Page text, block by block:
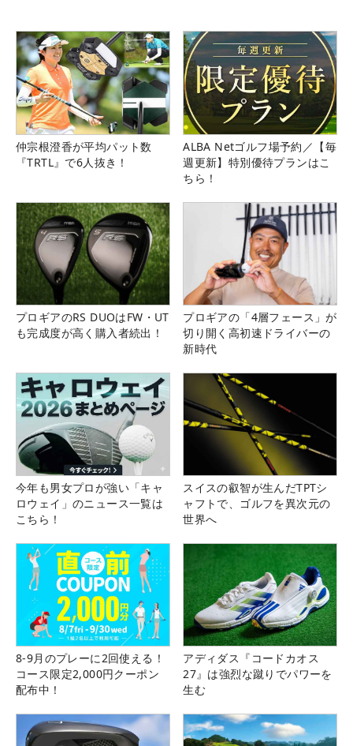
仲宗根澄香が平均パット数
『TRTL』で6人抜き！
ALBA Netゴルフ場予約／【毎
週更新】特別優待プランはこ
ちら！
プロギアのRS DUOはFW・UT
も完成度が高く購入者続出！
プロギアの「4層フェース」が
切り開く高初速ドライバーの
新時代
今年も男女プロが強い「キャ
ロウェイ」のニュース一覧は
こちら！
スイスの叡智が生んだTPTシ
ャフトで、ゴルフを異次元の
世界へ
8-9月のプレーに2回使える！
コース限定2,000円クーポン
配布中！
アディダス『コードカオス
27』は強烈な蹴りでパワーを
生む